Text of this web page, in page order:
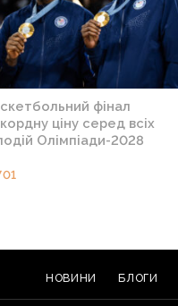
фінал
ціну серед всіх
Олімпіади-2028
НОВИНИ БЛОГИ